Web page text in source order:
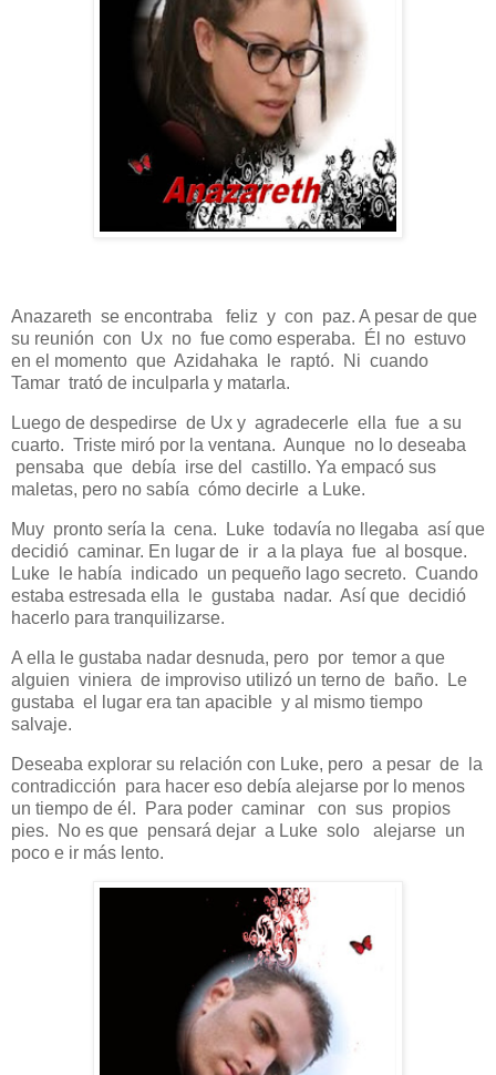
Anazareth se encontraba feliz y con paz. A pesar de que
su reunión con Ux no fue como esperaba. Él no estuvo
en el momento que Azidahaka le raptó. Ni cuando
Tamar trató de inculparla y matarla.
Luego de despedirse de Ux y agradecerle ella fue a su
cuarto. Triste miró por la ventana. Aunque no lo deseaba
pensaba que debía irse del castillo. Ya empacó sus
maletas, pero no sabía cómo decirle a Luke.
Muy pronto sería la cena. Luke todavía no llegaba así que
decidió caminar. En lugar de ir a la playa fue al bosque.
Luke le había indicado un pequeño lago secreto. Cuando
estaba estresada ella le gustaba nadar. Así que decidió
hacerlo para tranquilizarse.
A ella le gustaba nadar desnuda, pero por temor a que
alguien viniera de improviso utilizó un terno de baño. Le
gustaba el lugar era tan apacible y al mismo tiempo
salvaje.
Deseaba explorar su relación con Luke, pero a pesar de la
contradicción para hacer eso debía alejarse por lo menos
un tiempo de él. Para poder caminar con sus propios
pies. No es que pensará dejar a Luke solo alejarse un
poco e ir más lento.